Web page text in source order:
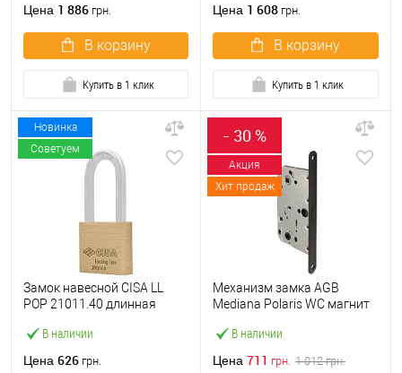
Цена 1 886 грн.
В корзину
Купить в 1 клик
Цена 1 608 грн.
В корзину
Купить в 1 клик
Новинка
Советуем
В наличии
Замок навесной CISA LL
POP 21011.40 длинная
Цена 626 грн.
- 30 %
Акция
Хит продаж
В наличии
Механизм замка AGB
Mediana Polaris WC магнит
Цена 711 грн. 1 012грн.